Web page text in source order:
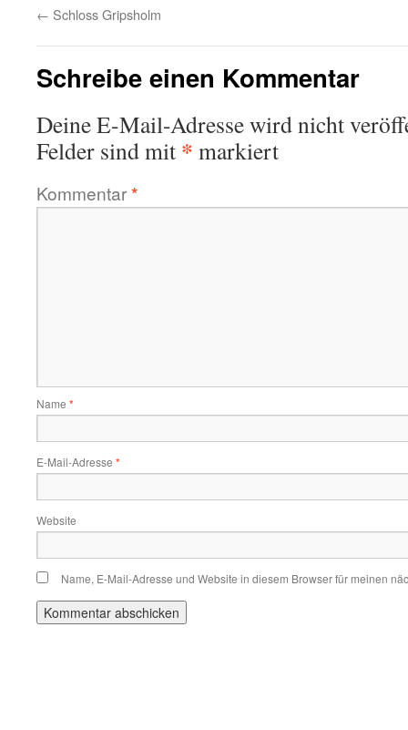
← Schloss Gripsholm
Schreibe einen Kommentar
Deine E-Mail-Adresse wird nicht
Felder sind mit * markiert
Kommentar*
Name *
E-Mail-Adresse *
Website
Name, E-Mail-Adresse und Website in diesem Browser für meinen